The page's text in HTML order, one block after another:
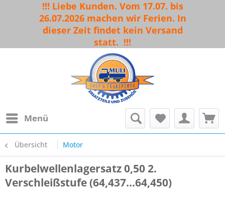
!!! Liebe Kunden. Vom 17.07. bis
26.07.2026 machen wir Ferien. In
dieser Zeit findet kein Versand
statt. !!!
Menü
Übersicht Motor
Kurbelwellenlagersatz 0,50 2.
Verschleißstufe (64,437...64,450)